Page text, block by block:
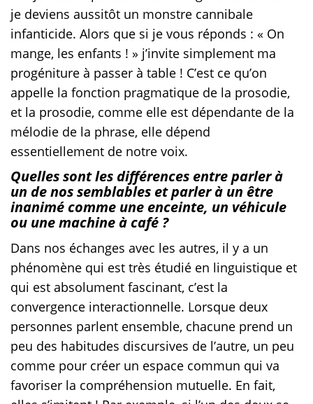
je deviens aussitôt un monstre cannibale
infanticide. Alors que si je vous réponds : « On
mange, les enfants ! » j’invite simplement ma
progéniture à passer à table ! C’est ce qu’on
appelle la fonction pragmatique de la prosodie,
et la prosodie, comme elle est dépendante de la
mélodie de la phrase, elle dépend
essentiellement de notre voix.
Quelles sont les différences entre parler à
un de nos semblables et parler à un être
inanimé comme une enceinte, un véhicule
ou une machine à café ?
Dans nos échanges avec les autres, il y a un
phénomène qui est très étudié en linguistique et
qui est absolument fascinant, c’est la
convergence interactionnelle. Lorsque deux
personnes parlent ensemble, chacune prend un
peu des habitudes discursives de l’autre, un peu
comme pour créer un espace commun qui va
favoriser la compréhension mutuelle. En fait,